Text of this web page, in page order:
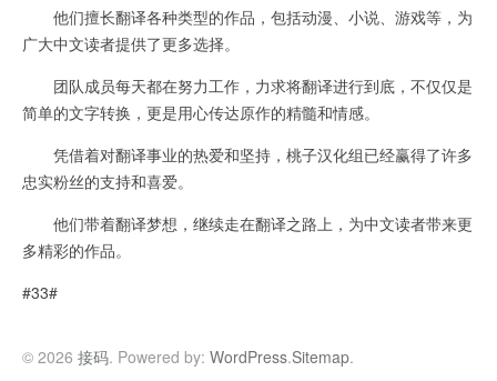
他们擅长翻译各种类型的作品，包括动漫、小说、游戏等，为
广大中文读者提供了更多选择。
团队成员每天都在努力工作，力求将翻译进行到底，不仅仅是
简单的文字转换，更是用心传达原作的精髓和情感。
凭借着对翻译事业的热爱和坚持，桃子汉化组已经赢得了许多
忠实粉丝的支持和喜爱。
他们带着翻译梦想，继续走在翻译之路上，为中文读者带来更
多精彩的作品。
#33#
© 2026 接码. Powered by: WordPress.Sitemap.